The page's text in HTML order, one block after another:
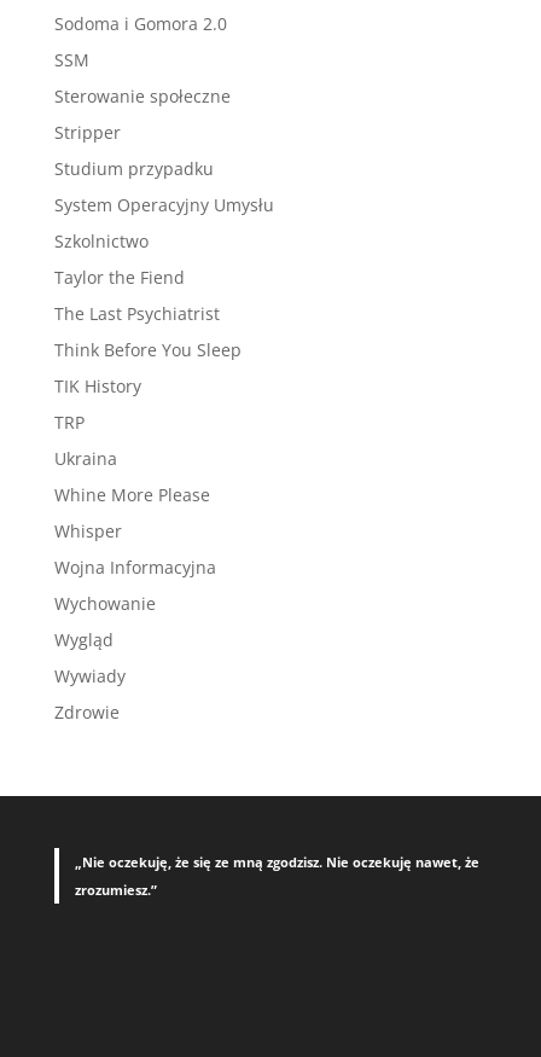
Sodoma i Gomora 2.0
SSM
Sterowanie społeczne
Stripper
Studium przypadku
System Operacyjny Umysłu
Szkolnictwo
Taylor the Fiend
The Last Psychiatrist
Think Before You Sleep
TIK History
TRP
Ukraina
Whine More Please
Whisper
Wojna Informacyjna
Wychowanie
Wygląd
Wywiady
Zdrowie
„Nie oczekuję, że się ze mną zgodzisz. Nie oczekuję nawet, że
zrozumiesz.”